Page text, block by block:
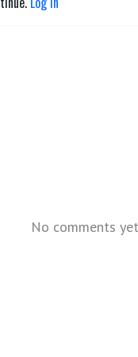
No comments